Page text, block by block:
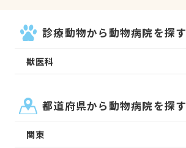
診療動物から動物病院を探す
獣医科
都道府県から動物病院を探す
関東